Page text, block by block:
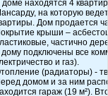
доме находятся 4
на которую
Дом продается
крыши –
частично
дому подключены все
и газ).
(радиаторы) -
домом и за ним
гараж (19 м²).